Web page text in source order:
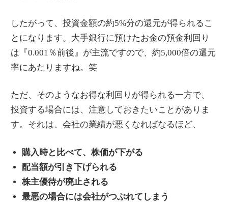
したがって、投資金額の約5%分の還元が得られるこ
とになります。大手銀行に預けたお金の預金利回り
は『0.001％前後』が主流ですので、約5,000倍の還元
率にあたりますね。笑
ただ、そのようなお得な利回りが得られる一方で、
投資する場合には、注意しておきたいことがありま
す。それは、会社の業績が悪くなればなるほど、
購入時と比べて、株価が下がる
配当額が引き下げられる
株主優待が廃止される
最悪の場合には会社がつぶれてしまう